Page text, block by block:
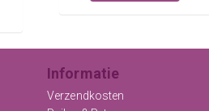
Informatie
Verzendkosten